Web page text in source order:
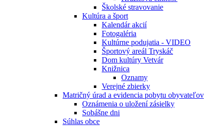
Školské stravovanie
Kultúra a šport
Kalendár akcií
Fotogaléria
Kultúrne podujatia - VIDEO
Športový areál Tryskáč
Dom kultúry Vetvár
Knižnica
Oznamy
Verejné zbierky
Matričný úrad a evidencia pobytu obyvateľov
Oznámenia o uložení zásielky
Sobášne dni
Súhlas obce